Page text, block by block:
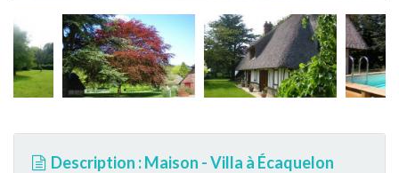
Description : Maison - Villa à Écaquelon